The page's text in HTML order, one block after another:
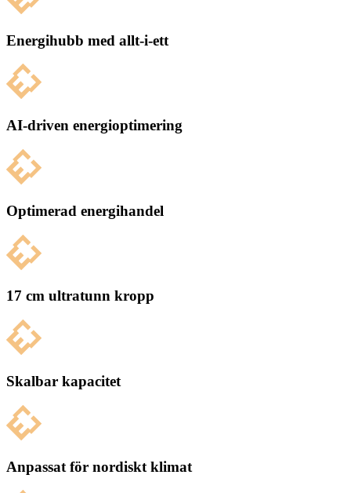
Energihubb med allt-i-ett
AI-driven energioptimering
Optimerad energihandel
17 cm ultratunn kropp
Skalbar kapacitet
Anpassat för nordiskt klimat